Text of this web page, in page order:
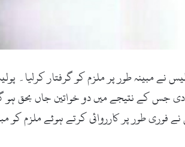
نے مبینہ طور پر ملزم کو گرفتار کرلیا۔
دی جس کے نتیجے میں دو خواتین جاں بحق ہو
فوری طور پر کارروائی کرتے ہوئے ملزم کو